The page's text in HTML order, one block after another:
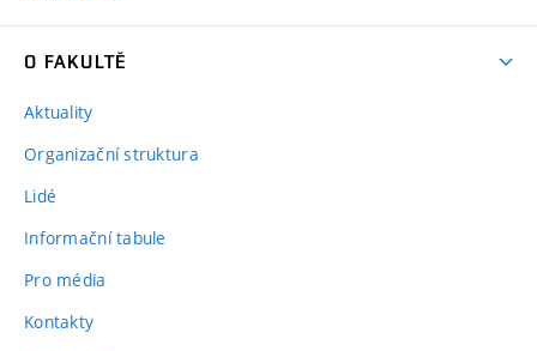
O FAKULTĚ
Aktuality
Organizační struktura
Lidé
Informační tabule
Pro média
Kontakty